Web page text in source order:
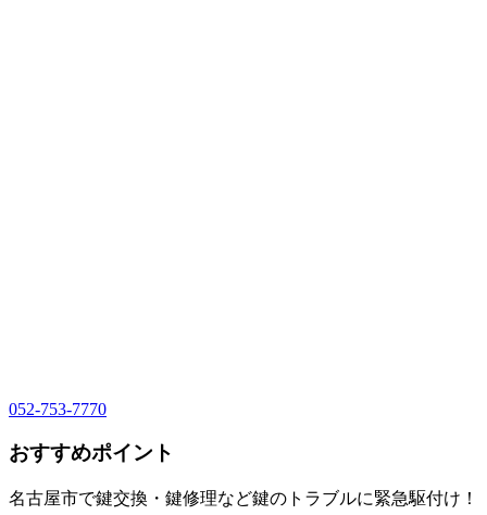
052-753-7770
おすすめポイント
名古屋市で鍵交換・鍵修理など鍵のトラブルに緊急駆付け！